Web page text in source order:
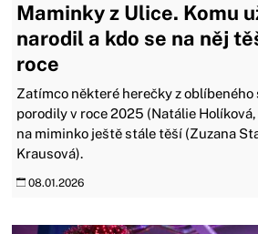
Maminky z Ulice. Komu
narodil a kdo se na něj
roce
Zatímco některé herečky z oblíbeného
porodily v roce 2025 (Natálie
na miminko ještě stále těší (Zuzana
Krausová).
08.01.2026